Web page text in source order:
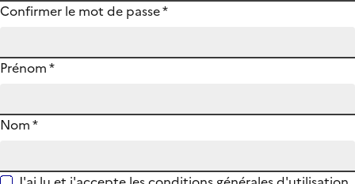
Confirmer le mot de passe*
Prénom*
Nom*